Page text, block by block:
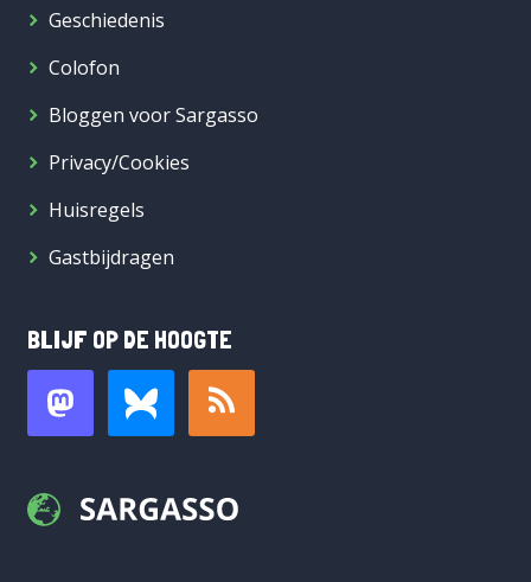
Geschiedenis
Colofon
Bloggen voor Sargasso
Privacy/Cookies
Huisregels
Gastbijdragen
BLIJF OP DE HOOGTE